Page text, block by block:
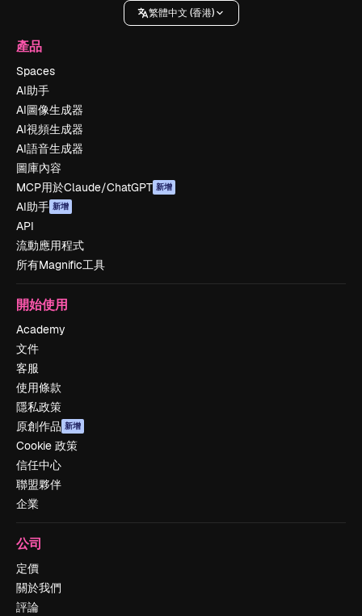
繁體中文 (香港)
產品
Spaces
AI助手
AI圖像生成器
AI視頻生成器
AI語音生成器
圖庫內容
MCP用於Claude/ChatGPT 新增
AI助手 新增
API
流動應用程式
所有Magnific工具
開始使用
Academy
文件
客服
使用條款
隱私政策
原創作品 新增
Cookie 政策
信任中心
聯盟夥伴
企業
公司
定價
關於我們
評論